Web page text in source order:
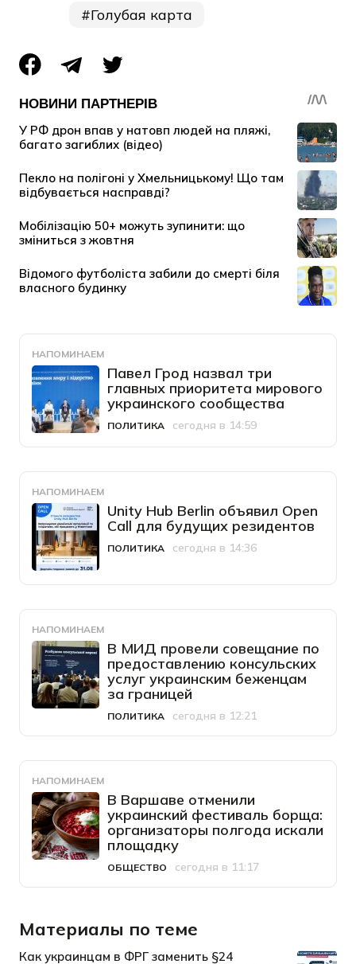
Голубая карта
НАПОМИНАЕМ
Павел Грод назвал три
главных приоритета мирового
украинского сообщества
Категория
ПОЛИТИКА
Дата публикации
сегодня в 14:59
НАПОМИНАЕМ
Unity Hub Berlin объявил Open
Call для будущих резидентов
Категория
ПОЛИТИКА
Дата публикации
сегодня в 14:36
НАПОМИНАЕМ
В МИД провели совещание по
предоставлению консульских
услуг украинским беженцам
за границей
Категория
ПОЛИТИКА
Дата публикации
сегодня в 12:21
НАПОМИНАЕМ
В Варшаве отменили
украинский фестиваль борща:
организаторы полгода искали
площадку
Категория
ОБЩЕСТВО
Дата публикации
сегодня в 11:17
Материалы по теме
Как украинцам в ФРГ заменить §24